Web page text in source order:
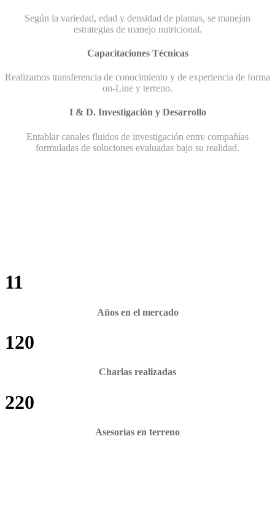
Según la variedad, edad y densidad de plantas, se manejan
estrategias de manejo nutricional.
Capacitaciones Técnicas
Realizamos transferencia de conocimiento y de experiencia de forma
on-Line y terreno.
I & D. Investigación y Desarrollo
Entablar canales fluidos de investigación entre compañías
formuladas de soluciones evaluadas bajo su realidad.
11
Años en el mercado
120
Charlas realizadas
220
Asesorías en terreno